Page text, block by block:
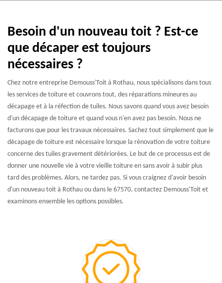
Besoin d'un nouveau toit ? Est-ce
que décaper est toujours
nécessaires ?
Chez notre entreprise Demouss'Toit à Rothau, nous spécialisons dans tous
les services de toiture et couvrons tout, des réparations mineures au
décapage et à la réfection de tuiles. Nous savons quand vous avez besoin
d'un décapage de toiture et quand vous n'en avez pas besoin. Nous ne
facturons que pour les travaux nécessaires. Sachez tout simplement que le
décapage de toiture est nécessaire lorsque la rénovation de votre toiture
concerne des tuiles gravement détériorées. Le but de ce processus est de
donner une nouvelle vie à votre vieille toiture en sans avoir à subir plus
tard des problèmes. Alors, ne tardez pas. Si vous craignez d'avoir besoin
d'un nouveau toit à Rothau ou dans le 67570, contactez Demouss'Toit et
examinons ensemble les options possibles.